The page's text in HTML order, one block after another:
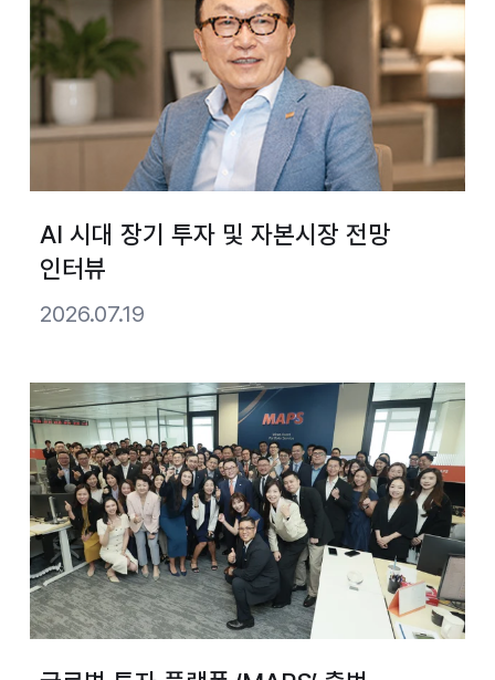
AI 시대 장기 투자 및 자본시장 전망
인터뷰
2026.07.19